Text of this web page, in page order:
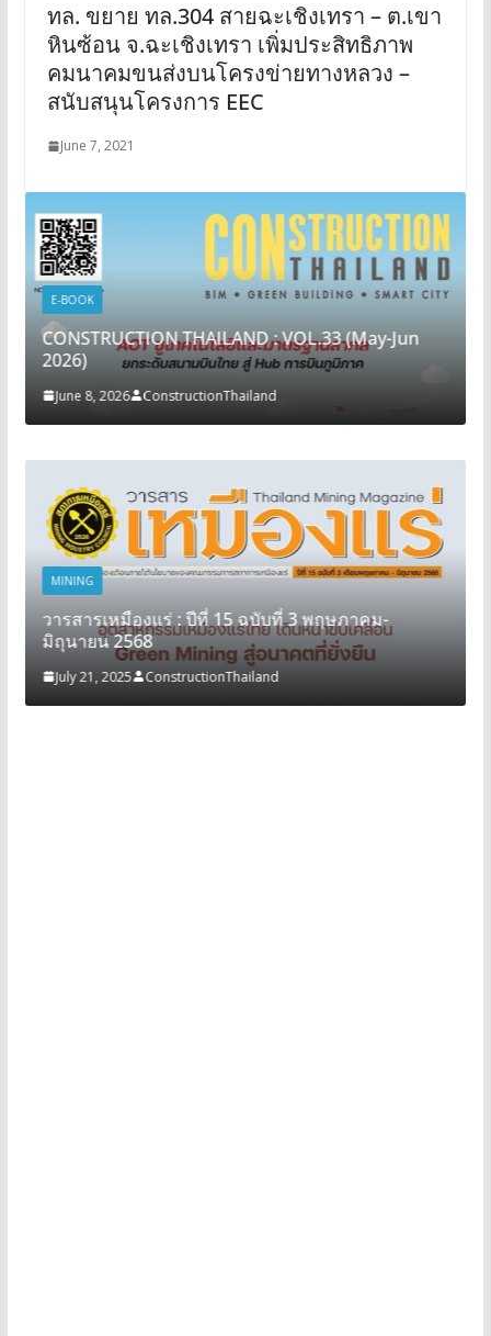
ทล. ขยาย ทล.304 สายฉะเชิงเทรา – ต.เขา
หินซ้อน จ.ฉะเชิงเทรา เพิ่มประสิทธิภาพ
คมนาคมขนส่งบนโครงข่ายทางหลวง –
สนับสนุนโครงการ EEC
June 7, 2021
E-BOOK
CONSTRUCTION THAILAND : VOL.33 (May-Jun
2026)
June 8, 2026 ConstructionThailand
MINING
วารสารเหมืองแร่ : ปีที่ 15 ฉบับที่ 3 พฤษภาคม-
มิถุนายน 2568
July 21, 2025 ConstructionThailand